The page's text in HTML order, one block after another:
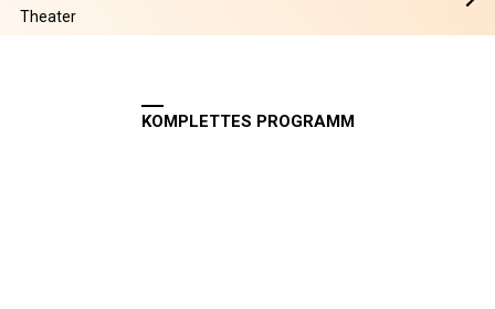
Theater
KOMPLETTES PROGRAMM